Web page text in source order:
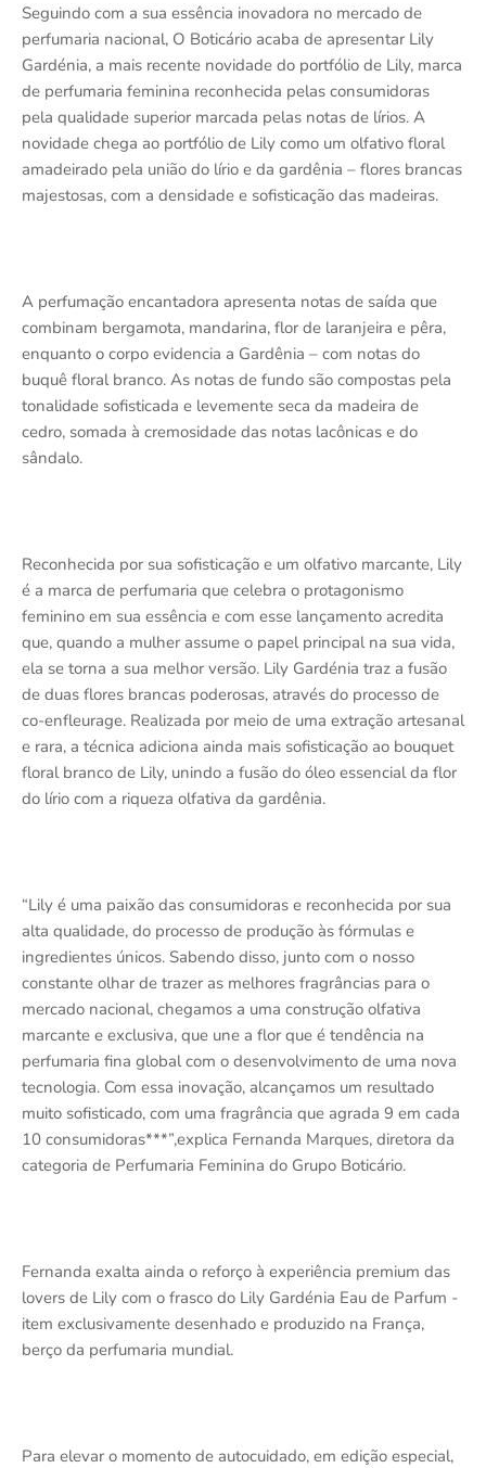
Seguindo com a sua essência inovadora no mercado de
perfumaria nacional, O Boticário acaba de apresentar Lily
Gardénia, a mais recente novidade do portfólio de Lily, marca
de perfumaria feminina reconhecida pelas consumidoras
pela qualidade superior marcada pelas notas de lírios. A
novidade chega ao portfólio de Lily como um olfativo floral
amadeirado pela união do lírio e da gardênia – flores brancas
majestosas, com a densidade e sofisticação das madeiras.
A perfumação encantadora apresenta notas de saída que
combinam bergamota, mandarina, flor de laranjeira e pêra,
enquanto o corpo evidencia a Gardênia – com notas do
buquê floral branco. As notas de fundo são compostas pela
tonalidade sofisticada e levemente seca da madeira de
cedro, somada à cremosidade das notas lacônicas e do
sândalo.
Reconhecida por sua sofisticação e um olfativo marcante, Lily
é a marca de perfumaria que celebra o protagonismo
feminino em sua essência e com esse lançamento acredita
que, quando a mulher assume o papel principal na sua vida,
ela se torna a sua melhor versão. Lily Gardénia traz a fusão
de duas flores brancas poderosas, através do processo de
co-enfleurage. Realizada por meio de uma extração artesanal
e rara, a técnica adiciona ainda mais sofisticação ao bouquet
floral branco de Lily, unindo a fusão do óleo essencial da flor
do lírio com a riqueza olfativa da gardênia.
“Lily é uma paixão das consumidoras e reconhecida por sua
alta qualidade, do processo de produção às fórmulas e
ingredientes únicos. Sabendo disso, junto com o nosso
constante olhar de trazer as melhores fragrâncias para o
mercado nacional, chegamos a uma construção olfativa
marcante e exclusiva, que une a flor que é tendência na
perfumaria fina global com o desenvolvimento de uma nova
tecnologia. Com essa inovação, alcançamos um resultado
muito sofisticado, com uma fragrância que agrada 9 em cada
10 consumidoras***”,explica Fernanda Marques, diretora da
categoria de Perfumaria Feminina do Grupo Boticário.
Fernanda exalta ainda o reforço à experiência premium das
lovers de Lily com o frasco do Lily Gardénia Eau de Parfum -
item exclusivamente desenhado e produzido na França,
berço da perfumaria mundial.
Para elevar o momento de autocuidado, em edição especial,